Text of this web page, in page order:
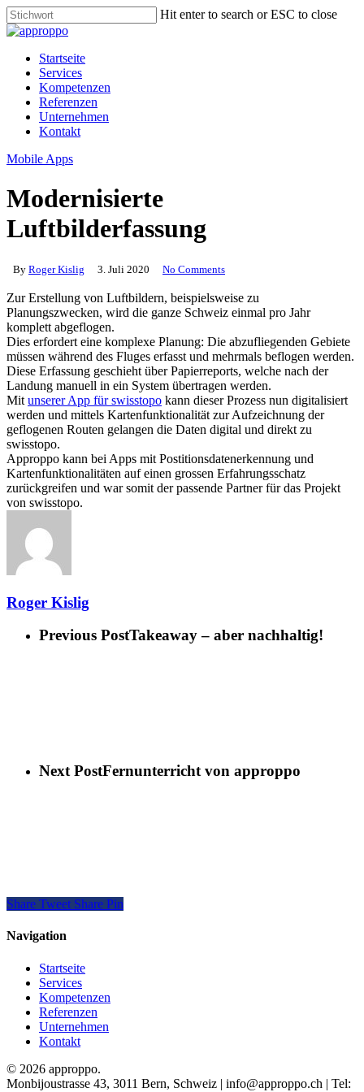
Skip
to
main
content
Hit enter to search or ESC to close
Close
Menu
Startseite
Services
Kompetenzen
Referenzen
Unternehmen
Kontakt
Mobile Apps
Modernisierte
Luftbilderfassung
By Roger Kislig 3. Juli 2020 No Comments
Zur Erstellung von Luftbildern, beispielsweise zu
Planungszwecken, wird die ganze Schweiz einmal pro Jahr
komplett abgeflogen.
Dies erfordert eine komplexe Planung: Die abzufliegenden Gebiete
müssen während des Fluges erfasst und mehrmals beflogen werden.
Diese Erfassung geschieht über Papierreports, welche nach der
Landung manuell in ein System übertragen werden.
Mit unserer App für swisstopo kann dieser Prozess nun digitalisiert
werden und mittels Kartenfunktionalität zur Aufzeichnung der
geflogenen Routen gelangen die Daten digital und direkt zu
swisstopo.
Approppo kann bei Apps mit Postitionsdatenerkennung und
Kartenfunktionalitäten auf einen grossen Erfahrungsschatz
zurückgreifen und war somit der passende Partner für das Projekt
von swisstopo.
Roger Kislig
Previous PostTakeaway – aber nachhaltig!
Next PostFernunterricht von approppo
Share Tweet Share Pin
Navigation
Startseite
Services
Kompetenzen
Referenzen
Unternehmen
Kontakt
© 2026 approppo.
Monbijoustrasse 43, 3011 Bern, Schweiz | info@approppo.ch | Tel: